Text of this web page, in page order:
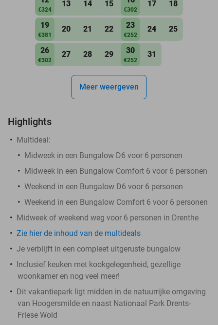
€324
13 14 15
€302
17 18
19
€381
20 21 22 23
€252
24 25
26
€302
27 28 29 30
€252
31
Meer weergeven
Highlights
Multideal:
Midweek in een Bungalow D6 voor 6 personen
Midweek in een Bungalow Comfort 6 voor 6 personen
Weekend in een Bungalow D6 voor 6 personen
Weekend in een Bungalow Comfort 6 voor 6 personen
Midweek of weekend weg voor 6 personen in Drenthe
Zie hier de inhoud van de multideals
Je verblijft in een compleet uitgeruste bungalow
Inclusief keuken met kookgelegenheid, gezellige
woonkamer en nog veel meer!
Dit vakantiepark ligt midden in de natuurrijke omgeving
van Hoogersmilde en naast Nationaal Park Drents-
Friese Wold